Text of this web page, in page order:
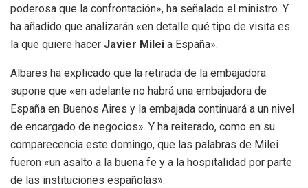
poderosa que la confrontación», ha señalado el ministro. Y
ha añadido que analizarán «en detalle qué tipo de visita es
la que quiere hacer Javier Milei a España».
Albares ha explicado que la retirada de la embajadora
supone que «en adelante no habrá una embajadora de
España en Buenos Aires y la embajada continuará a un nivel
de encargado de negocios». Y ha reiterado, como en su
comparecencia este domingo, que las palabras de Milei
fueron «un asalto a la buena fe y a la hospitalidad por parte
de las instituciones españolas».